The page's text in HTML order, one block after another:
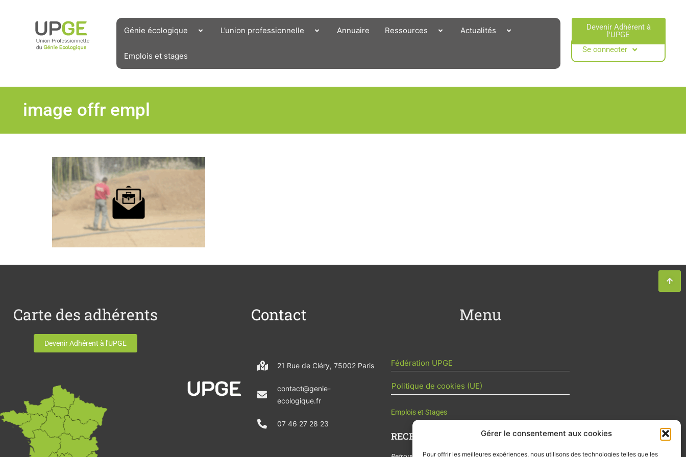
Gérer le consentement aux cookies
Pour offrir les meilleures expériences, nous utilisons des technologies telles que les
Génie écologique L’union professionnelle Annuaire Ressources Actualités
Emplois et stages
Devenir Adhérent à
l'UPGE​
Se connecter
image offr empl
Carte des adhérents
Devenir Adhérent à l'UPGE
Contact
21 Rue de Cléry, 75002 Paris
contact@genie-
ecologique.fr
07 46 27 28 23
Menu
Fédération UPGE
Politique de cookies (UE)
Emplois et Stages
RECEVOIR L'ACTU DE LA FILIÈRE